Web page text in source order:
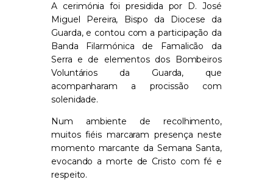
A cerimónia foi presidida por D. José
Miguel Pereira, Bispo da Diocese da
Guarda, e contou com a participação da
Banda Filarmónica de Famalicão da
Serra e de elementos dos Bombeiros
Voluntários da Guarda, que
acompanharam a procissão com
solenidade.
Num ambiente de recolhimento,
muitos fiéis marcaram presença neste
momento marcante da Semana Santa,
evocando a morte de Cristo com fé e
respeito.